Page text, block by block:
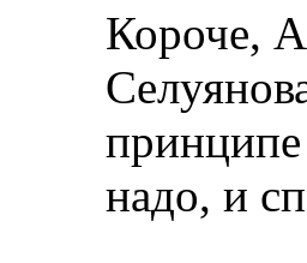
Короче,
принципе
надо, и